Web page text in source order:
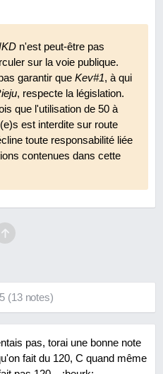
N.C.
N.C.
Duke halogène
28 €
ProGrip Jet Ski
N.C.
n'est peut-être pas
sur la voie publique.
garantir queKev#1, à qui
, respecte la législation.
que l'utilisation de 50 à
est interdite sur route
toute responsabilité liée
contenues dans cette
5 (13notes)
pas, torai une bonne note
fait du 120, C quand même